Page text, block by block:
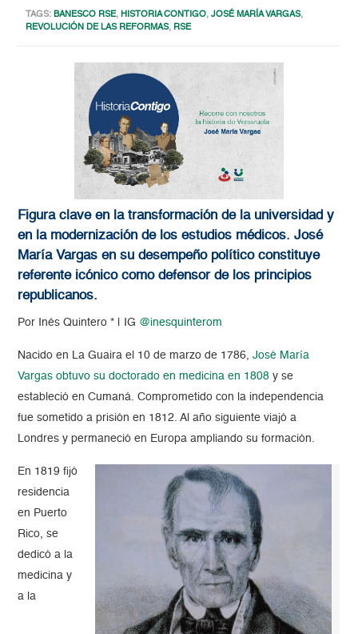
TAGS:BANESCO RSE,HISTORIA CONTIGO,JOSÉ MARÍA VARGAS,
REVOLUCIÓN DE LAS REFORMAS, RSE
Figura clave en la transformación de la universidad y
en la modernización de los estudios médicos. José
María Vargas en su desempeño político constituye
referente icónico como defensor de los principios
republicanos.
Por Inés Quintero * | IG @inesquinterom
Nacido en La Guaira el 10 de marzo de 1786,José María
Vargas obtuvo su doctorado en medicina en 1808 y se
estableció en Cumaná. Comprometido con la independencia
fue sometido a prisión en 1812. Al año siguiente viajó a
Londres y permaneció en Europa ampliando su formación.
En 1819 fijó
residencia
en Puerto
Rico, se
dedicó a la
medicina y
a la